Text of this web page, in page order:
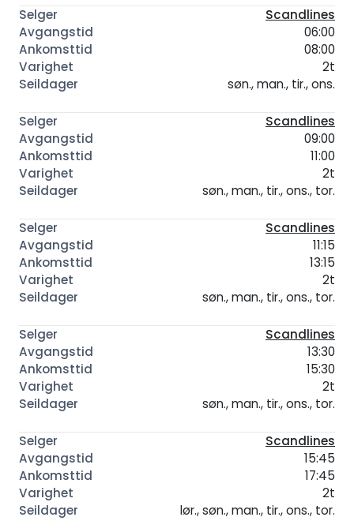
Scandlines
06:00
08:00
2t
søn., man., tir., ons.
Scandlines
09:00
11:00
2t
søn., man., tir., ons., tor.
Scandlines
11:15
13:15
2t
søn., man., tir., ons., tor.
Scandlines
13:30
15:30
2t
søn., man., tir., ons., tor.
Scandlines
15:45
17:45
2t
lør., søn., man., tir., ons., tor.